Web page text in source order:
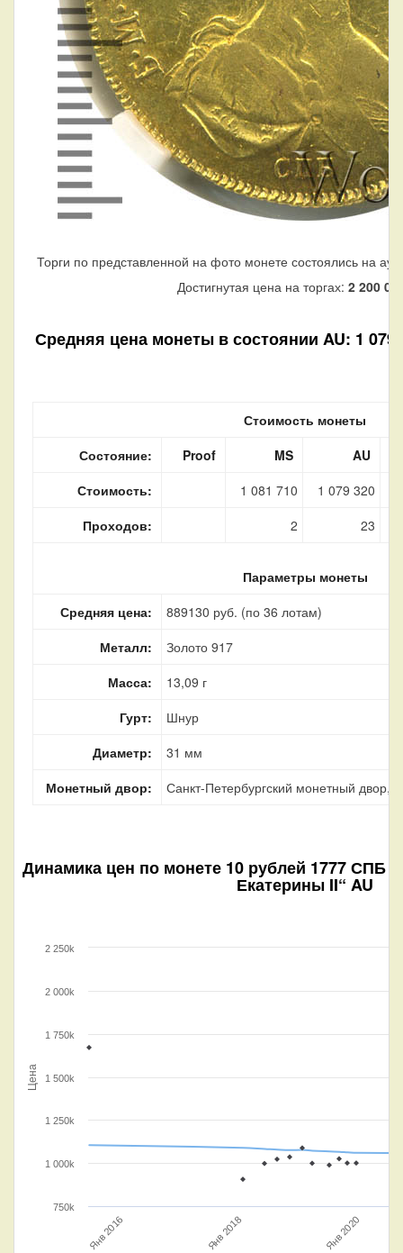
Торги по представленной на фото монете состоялись на
Достигнутая цена на торгах: 2 200
Средняя цена монеты в состоянии AU: 1 079
Стоимость монеты
Состояние:
Proof MS
AU
Стоимость:
1 081 710 1 079 320
Проходов:
2 23
Параметры монеты
Средняя цена:
889130 руб. (по 36 лотам)
Металл:
Золото 917
Масса:
13,09 г
Гурт:
Шнур
Диаметр:
31 мм
Монетный двор:
Санкт-Петербургский монетный двор,
Динамика цен по монете 10 рублей 1777 СПБ
Екатерины II“ AU
Цена
Янв 2016 Янв 2018 Янв 2020
750k
1 000k
1 250k
1 500k
1 750k
2 000k
2 250k